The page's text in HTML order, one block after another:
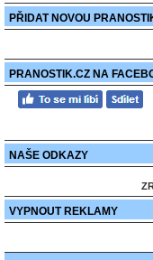
PŘIDAT NOVOU
PRANOSTIK.CZ NA
NAŠE ODKAZY
VYPNOUT REKLAMY